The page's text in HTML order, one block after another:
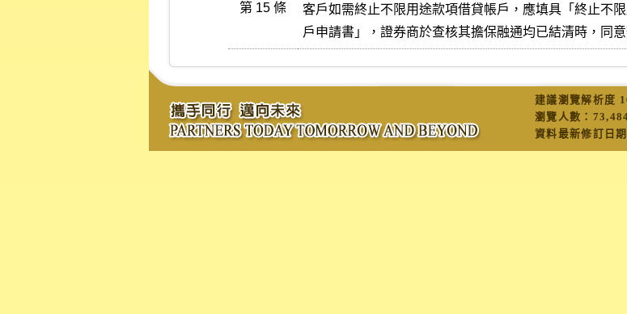
第 15 條
客戶如需終止不限用途款項借貸帳戶，應填具「終止不
戶申請書」，證券商於查核其擔保融通均已結清時，同意
建議瀏覽解析度
瀏覽人數：
資料最新修訂日期